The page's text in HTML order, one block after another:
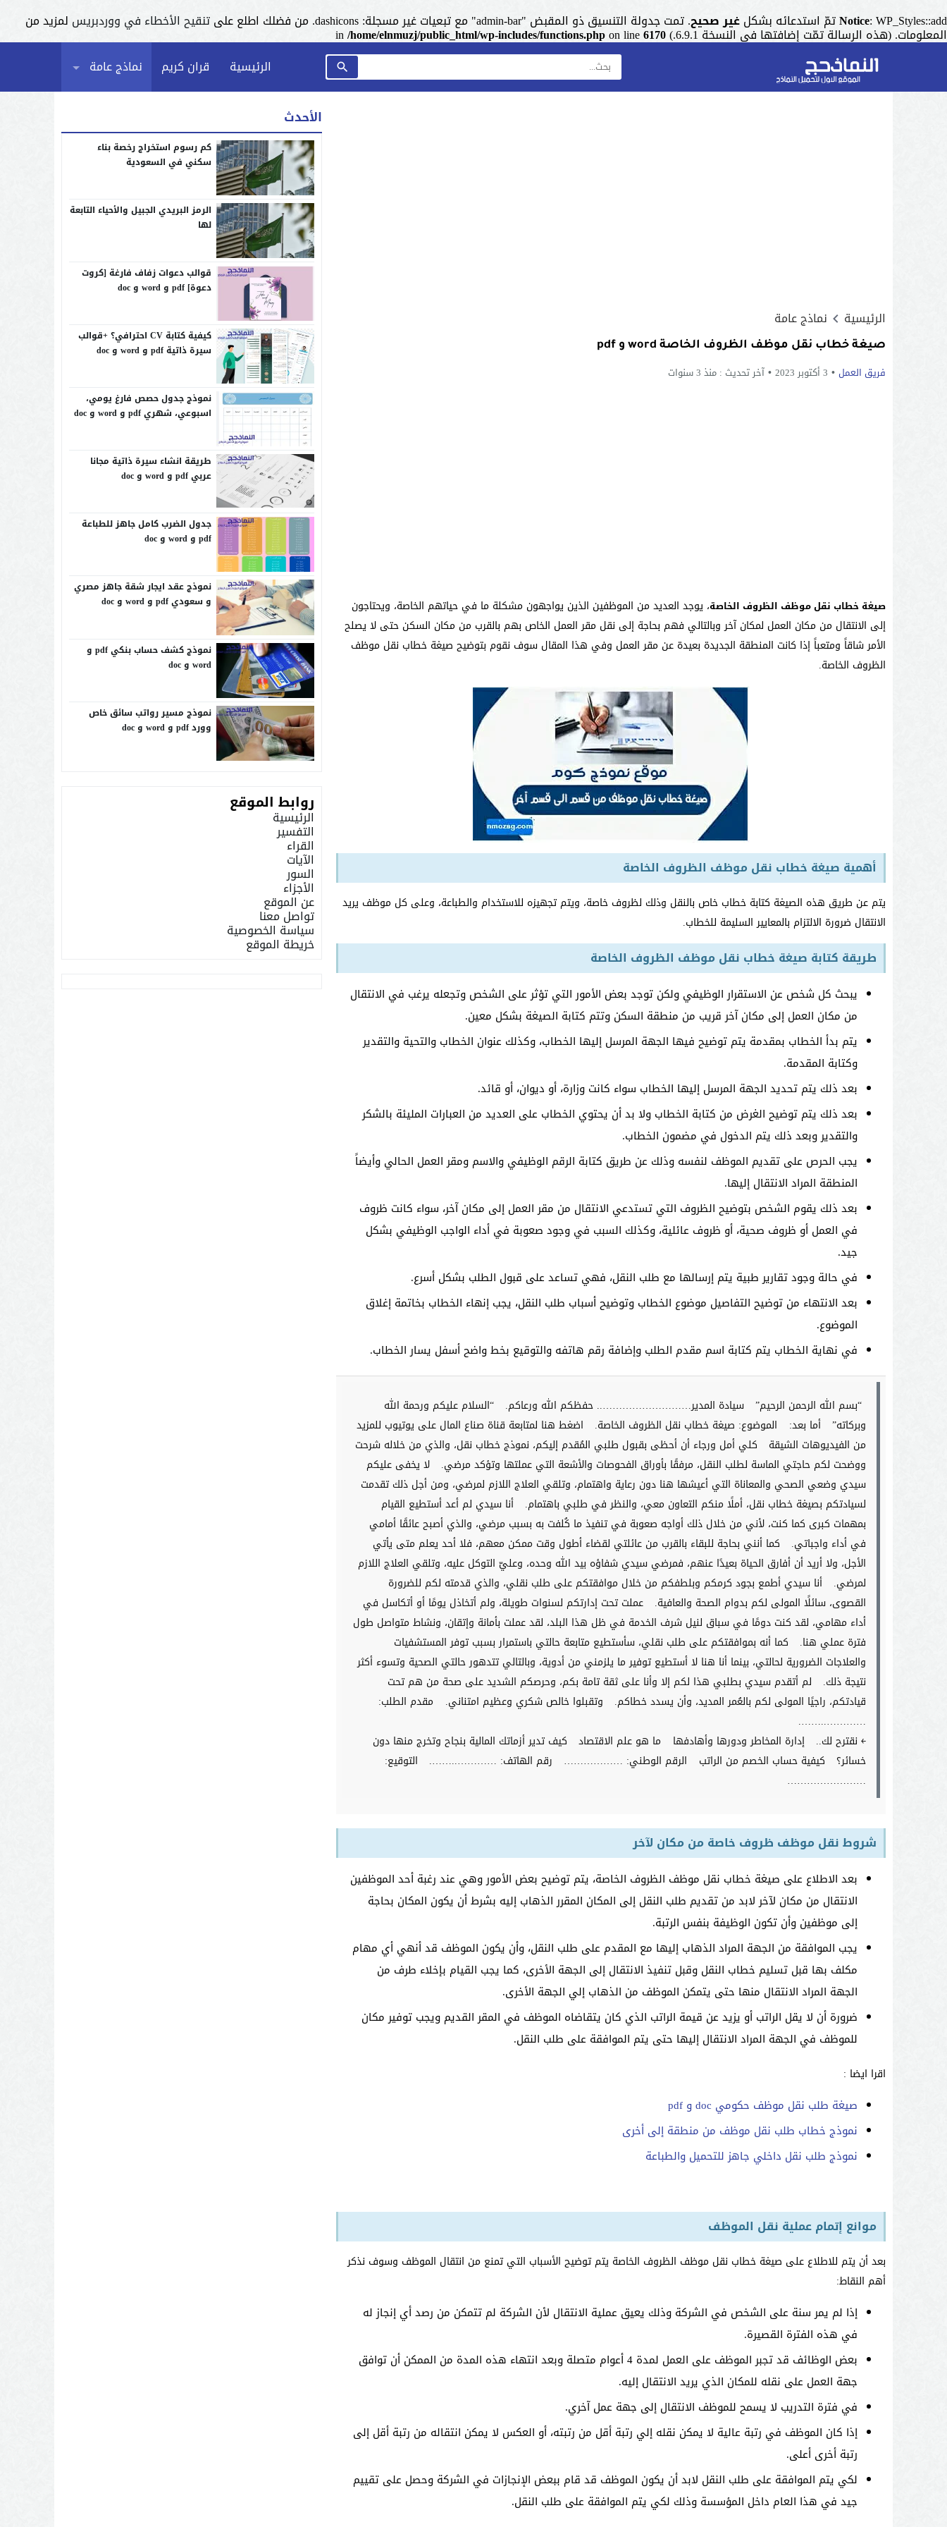
Notice: WP_Styles::add تمّ استدعائه بشكل غير صحيح. تمت جدولة التنسيق ذو المقبض "admin-bar" مع تبعيات غير مسجلة: dashicons. من فضلك اطلع على تنقيح الأخطاء في ووردبريس لمزيد من
المعلومات. (هذه الرسالة تمّت إضافتها في النسخة 6.9.1.) in /home/elnmuzj/public_html/wp-includes/functions.phpon line6170
الرئيسية
قران كريم نماذج عامة
الرئيسية نماذج عامة
صيغة خطاب نقل موظف الظروف الخاصة word و pdf
فريق العمل 3 أكتوبر 2023 آخر تحديث : منذ 3 سنوات
صيغة خطاب نقل موظف الظروف الخاصة، يوجد العديد من الموظفين الذين يواجهون مشكلة ما في حياتهم الخاصة، ويحتاجون
إلى الانتقال من مكان العمل لمكان آخر وبالتالي فهم بحاجة إلى نقل مقر العمل الخاص بهم بالقرب من مكان السكن حتى لا يصلح
الأمر شاقاً ومتعباً إذا كانت المنطقة الجديدة بعيدة عن مقر العمل وفي هذا المقال سوف نقوم بتوضيح صيغة خطاب نقل موظف
الظروف الخاصة.
أهمية صيغة خطاب نقل موظف الظروف الخاصة
يتم عن طريق هذه الصيغة كتابة خطاب خاص بالنقل وذلك لظروف خاصة، ويتم تجهيزه للاستخدام والطباعة، وعلى كل موظف يريد
الانتقال ضرورة الالتزام بالمعايير السليمة للخطاب.
طريقة كتابة صيغة خطاب نقل موظف الظروف الخاصة
يبحث كل شخص عن الاستقرار الوظيفي ولكن توجد بعض الأمور التي تؤثر على الشخص وتجعله يرغب في الانتقال
من مكان العمل إلى مكان آخر قريب من منطقة السكن وتتم كتابة الصيغة بشكل معين.
يتم بدأ الخطاب بمقدمة يتم توضيح فيها الجهة المرسل إليها الخطاب، وكذلك عنوان الخطاب والتحية والتقدير
وكتابة المقدمة.
بعد ذلك يتم تحديد الجهة المرسل إليها الخطاب سواء كانت وزارة، أو ديوان، أو قائد.
بعد ذلك يتم توضيح الغرض من كتابة الخطاب ولا بد أن يحتوي الخطاب على العديد من العبارات المليئة بالشكر
والتقدير وبعد ذلك يتم الدخول في مضمون الخطاب.
يجب الحرص على تقديم الموظف لنفسه وذلك عن طريق كتابة الرقم الوظيفي والاسم ومقر العمل الحالي وأيضاً
المنطقة المراد الانتقال إليها.
بعد ذلك يقوم الشخص بتوضيح الظروف التي تستدعي الانتقال من مقر العمل إلى مكان آخر، سواء كانت ظروف
في العمل أو ظروف صحية، أو ظروف عائلية، وكذلك السبب في وجود صعوبة في أداء الواجب الوظيفي بشكل
جيد.
في حالة وجود تقارير طبية يتم إرسالها مع طلب النقل، فهي تساعد على قبول الطلب بشكل أسرع.
بعد الانتهاء من توضيح التفاصيل موضوع الخطاب وتوضيح أسباب طلب النقل، يجب إنهاء الخطاب بخاتمة إغلاق
الموضوع.
في نهاية الخطاب يتم كتابة اسم مقدم الطلب وإضافة رقم هاتفه والتوقيع بخط واضح أسفل يسار الخطاب.
“بسم الله الرحمن الرحيم” سيادة المدير……………………….. حفظكم الله ورعاكم.
“السلام عليكم ورحمة الله
وبركاته”
أما بعد: الموضوع: صيغة خطاب نقل الظروف الخاصة.
اضغط هنا لمتابعة قناة صناع المال على يوتيوب للمزيد
من الفيديوهات الشيقة
كلي أمل ورجاء أن أحظى بقبول طلبي المُقدم إليكم، نموذج خطاب نقل، والذي من خلاله شرحت
ووضحت لكم حاجتي الماسة لطلب النقل، مرفقًا بأوراق الفحوصات والأشعة التي عملتها وتؤكد مرضي.
لا يخفى عليكم
سيدي وضعي الصحي والمعاناة التي أعيشها هنا دون رعاية واهتمام، وتلقي العلاج اللازم لمرضي، ومن أجل ذلك تقدمت
لسيادتكم بصيغة خطاب نقل، أملًا منكم التعاون معي، والنظر في طلبي باهتمام.
أنا سيدي لم أعد أستطيع القيام
بمهمات كبرى كما كنت، لأني من خلال ذلك أواجه صعوبة في تنفيذ ما كُلفت به بسبب مرضي، والذي أصبح عائقًا أمامي
في أداء واجباتي.
كما أنني بحاجة للبقاء بالقرب من عائلتي لقضاء أطول وقت ممكن معهم، فلا أحد يعلم متى يأتي
الأجل، ولا أريد أن أفارق الحياة بعيدًا عنهم، فمرضي سيدي شفاؤه بيد الله وحده، وعليّ التوكل عليه، وتلقي العلاج اللازم
لمرضي.
أنا سيدي أطمع بجود كرمكم وبلطفكم من خلال موافقتكم على طلب نقلي، والذي قدمته لكم للضرورة
القصوى، سائلًا المولى لكم بدوام الصحة والعافية.
عملت تحت إدارتكم لسنوات طويلة، ولم أتخاذل يومًا أو أتكاسل في
أداء مهامي، لقد كنت دومًا في سباق لنيل شرف الخدمة في ظل هذا البلد، لقد عملت بأمانة وإتقان، ونشاط متواصل طول
فترة عملي هنا.
كما أنه بموافقتكم على طلب نقلي، سأستطيع متابعة حالتي باستمرار بسبب توفر المستشفيات
والعلاجات الضرورية لحالتي، بينما أنا هنا لا أستطيع توفير ما يلزمني من أدوية، وبالتالي تتدهور حالتي الصحية وتسوء أكثر
نتيجة ذلك.
لم أتقدم سيدي بطلبي هذا لكم إلا وأنا على ثقة تامة بكم، وحرصكم الشديد على صحة من هم تحت
قيادتكم، راجيًا المولى لكم بالعُمر المديد، وأن يسدد خطاكم.
وتقبلوا خالص شكري وعظيم امتناني.
مقدم الطلب:
…………..…….
￩ نقترح لك..
إدارة المخاطر ودورها وأهادفها ما هو علم الاقتصاد
كيف تدير أزماتك المالية بنجاح وتخرج منها دون
خسائر؟
كيفية حساب الخصم من الراتب الرقم الوطني: ……………… رقم الهاتف: …………..…….
التوقيع:
……………………
شروط نقل موظف ظروف خاصة من مكان لآخر
بعد الاطلاع على صيغة خطاب نقل موظف الظروف الخاصة، يتم توضيح بعض الأمور وهي عند رغبة أحد الموظفين
الانتقال من مكان لآخر لابد من تقديم طلب النقل إلى المكان المقرر الذهاب إليه بشرط أن يكون المكان بحاجة
إلى موظفين وأن تكون الوظيفة بنفس الرتبة.
يجب الموافقة من الجهة المراد الذهاب إليها مع المقدم على طلب النقل، وأن يكون الموظف قد أنهي أي مهام
مكلف بها قبل تسليم خطاب النقل وقبل تنفيذ الانتقال إلى الجهة الأخرى، كما يجب القيام بإخلاء طرف من
الجهة المراد الانتقال منها حتى يتمكن الموظف من الذهاب إلي الجهة الأخرى.
ضرورة أن لا يقل الراتب أو يزيد عن قيمة الراتب الذي كان يتقاضاه الموظف في المقر القديم ويجب توفير مكان
للموظف في الجهة المراد الانتقال إليها حتى يتم الموافقة على طلب النقل.
اقرا ايضا :
صيغة طلب نقل موظف حكومي doc و pdf
نموذج خطاب طلب نقل موظف من منطقة إلى أخرى
نموذج طلب نقل داخلي جاهز للتحميل والطباعة
موانع إتمام عملية نقل الموظف
بعد أن يتم للاطلاع على صيغة خطاب نقل موظف الظروف الخاصة يتم توضيح الأسباب التي تمنع من انتقال الموظف وسوف نذكر
أهم النقاط:
إذا لم يمر سنة على الشخص في الشركة وذلك يعيق عملية الانتقال لأن الشركة لم تتمكن من رصد أي إنجاز له
في هذه الفترة القصيرة.
بعض الوظائف قد تجبر الموظف على العمل لمدة 4 أعوام متصلة وبعد انتهاء هذه المدة من الممكن أن توافق
جهة العمل على نقله للمكان الذي يريد الانتقال إليه.
في فترة التدريب لا يسمح للموظف الانتقال إلى جهة عمل آخري.
إذا كان الموظف في رتبة عالية لا يمكن نقله إلي رتبة أقل من رتبته، أو العكس لا يمكن انتقاله من رتبة أقل إلى
رتبة أخرى أعلى.
لكي يتم الموافقة على طلب النقل لابد أن يكون الموظف قد قام ببعض الإنجازات في الشركة وحصل على تقييم
جيد في هذا العام داخل المؤسسة وذلك لكي يتم الموافقة على طلب النقل.
الأحدث
كم رسوم استخراج رخصة بناء
سكني في السعودية
الرمز البريدي الجبيل والأحياء التابعة
لها
قوالب دعوات زفاف فارغة [كروت
دعوة] pdf و word و doc
كيفية كتابة CV احترافي؟ +قوالب
سيرة ذاتية pdf و word و doc
نموذج جدول حصص فارغ يومي،
اسبوعي، شهري pdf و word و doc
طريقة انشاء سيرة ذاتية مجانا
عربي pdf و word و doc
جدول الضرب كامل جاهز للطباعة
pdf و word و doc
نموذج عقد ايجار شقة جاهز مصري
و سعودي pdf و word و doc
نموذج كشف حساب بنكي pdf و
word و doc
نموذج مسير رواتب سائق خاص
وورد pdf و word و doc
روابط الموقع
الرئيسية
التفسير
القراء
الآيات
السور
الأجزاء
عن الموقع
تواصل معنا
سياسة الخصوصية
خريطة الموقع